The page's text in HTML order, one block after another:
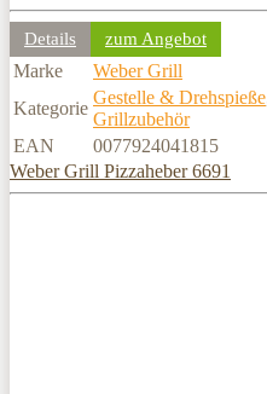
Details zum Angebot
Marke
Weber Grill
Kategorie
Gestelle & Drehspieße
Grillzubehör
EAN
0077924041815
Weber Grill Pizzaheber 6691